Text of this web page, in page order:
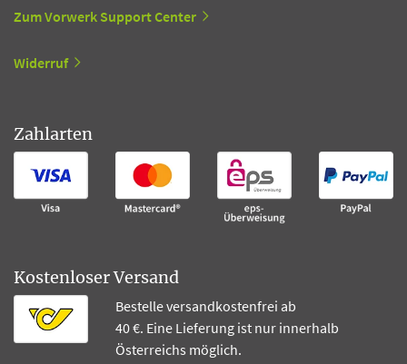
Zum Vorwerk Support Center
Widerruf
Zahlarten
Kostenloser Versand
Bestelle versandkostenfrei ab
40 €. Eine Lieferung ist nur innerhalb
Österreichs möglich.